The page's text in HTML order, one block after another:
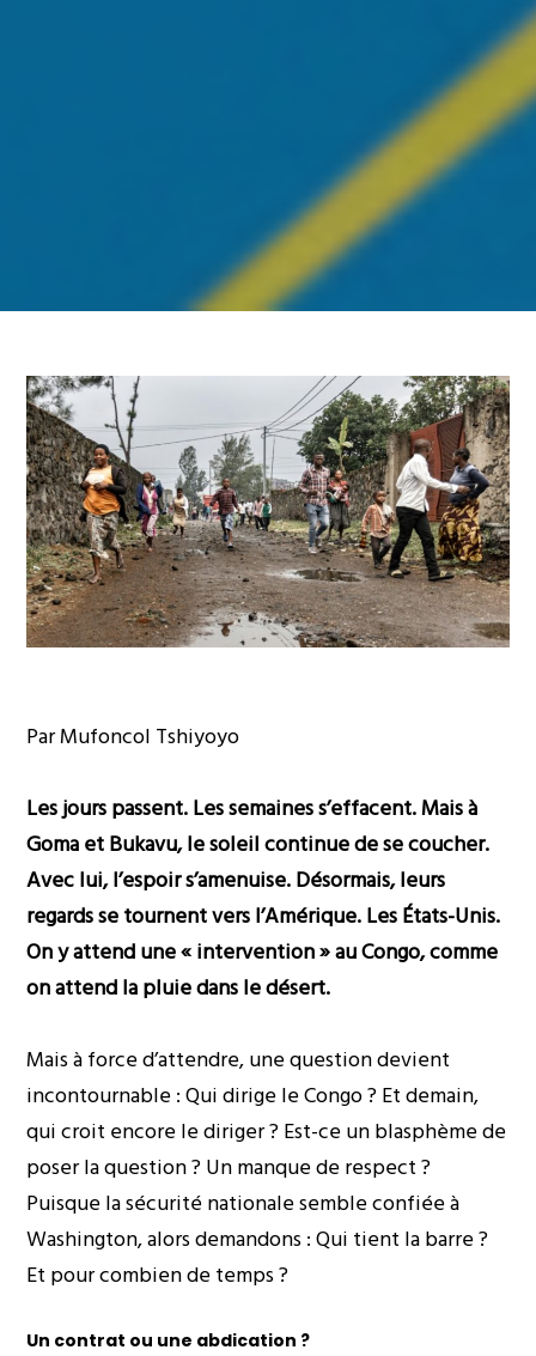
Par Mufoncol Tshiyoyo
Les jours passent. Les semaines s’effacent. Mais à
Goma et Bukavu, le soleil continue de se coucher.
Avec lui, l’espoir s’amenuise. Désormais, leurs
regards se tournent vers l’Amérique. Les États-Unis.
On y attend une « intervention » au Congo, comme
on attend la pluie dans le désert.
Mais à force d’attendre, une question devient
incontournable : Qui dirige le Congo ? Et demain,
qui croit encore le diriger ? Est-ce un blasphème de
poser la question ? Un manque de respect ?
Puisque la sécurité nationale semble confiée à
Washington, alors demandons : Qui tient la barre ?
Et pour combien de temps ?
Un contrat ou une abdication ?